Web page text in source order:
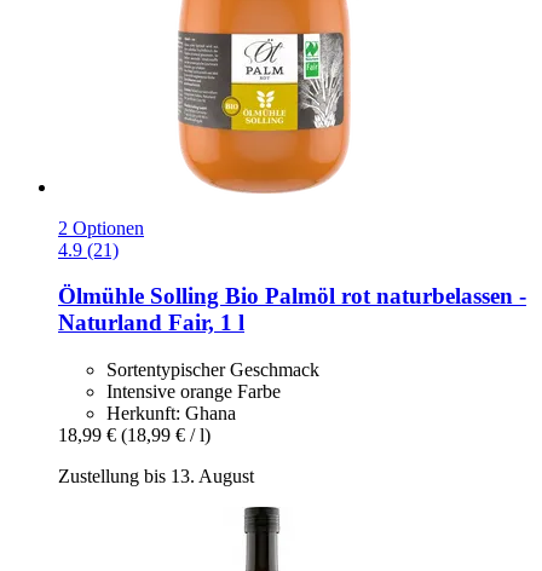
2 Optionen
4.9 (21)
Ölmühle Solling Bio Palmöl rot naturbelassen -​
Naturland Fair, 1 l
Sortentypischer Geschmack
Intensive orange Farbe
Herkunft: Ghana
18,99 € (18,99 € / l)
Zustellung bis 13. August